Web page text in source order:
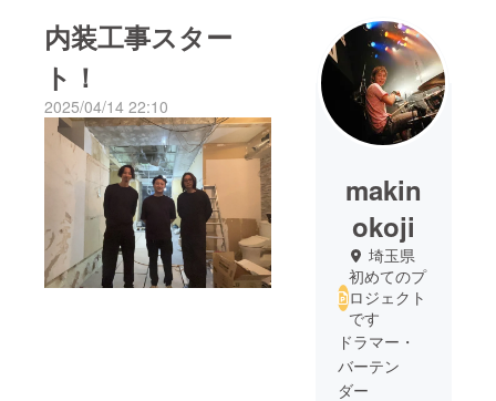
内装工事スター
ト！
2025/04/14 22:10
makin
okoji
埼玉県
初めてのプ
ロジェクト
です
ドラマー・
バーテン
ダー